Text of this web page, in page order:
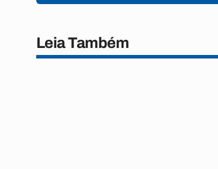
Leia Também